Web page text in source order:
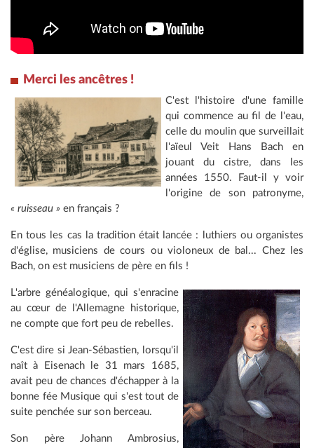
Merci les ancêtres !
C'est l'histoire d'une famille
qui commence au fil de l'eau,
celle du moulin que surveillait
l'aïeul Veit Hans Bach en
jouant du cistre, dans les
années 1550. Faut-il y voir
l'origine de son patronyme,
« ruisseau » en français ?
En tous les cas la tradition était lancée : luthiers ou organistes
d'église, musiciens de cours ou violoneux de bal... Chez les
Bach, on est musiciens de père en fils !
L'arbre généalogique, qui s'enracine
au cœur de l'Allemagne historique,
ne compte que fort peu de rebelles.
C'est dire si Jean-Sébastien, lorsqu'il
naît à Eisenach le 31 mars 1685,
avait peu de chances d'échapper à la
bonne fée Musique qui s'est tout de
suite penchée sur son berceau.
Son père Johann Ambrosius,